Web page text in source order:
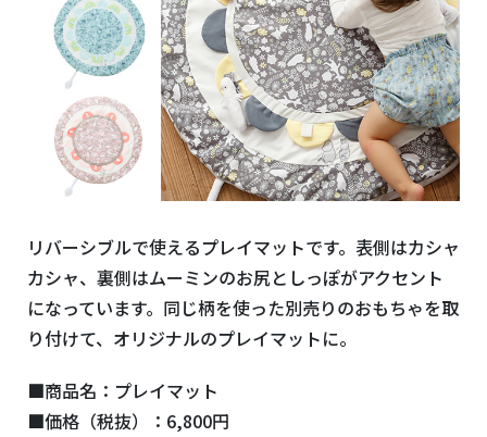
リバーシブルで使えるプレイマットです。表側はカシャ
カシャ、裏側はムーミンのお尻としっぽがアクセント
になっています。同じ柄を使った別売りのおもちゃを取
り付けて、オリジナルのプレイマットに。
■商品名：プレイマット
■価格（税抜）：6,800円